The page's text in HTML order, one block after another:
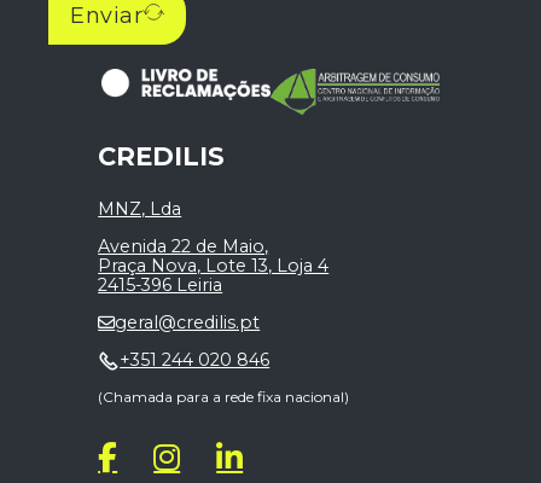
Enviar
CREDILIS
MNZ, Lda
Avenida 22 de Maio,
Praça Nova, Lote 13, Loja 4
2415-396 Leiria
geral@credilis.pt
+351 244 020 846
(Chamada para a rede fixa nacional)